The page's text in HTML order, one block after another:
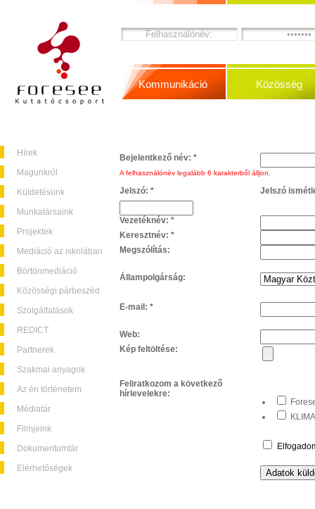
Hírek
Magunkról
Küldetésünk
Munkatársaink
Projektek
Mediáció az iskolában
Börtönmediáció
Közösségi párbeszéd
Szolgáltatások
REDICT
Partnerek
Szakmai anyagok
Az én történetem
Médiatár
Filmjeink
Dokumentumtár
Elérhetőségek
Kommunikáció Közösség
Bejelentkező név: *
A felhasználónév legalább 6 karakterből álljon.
Jelszó: * Jelszó
Vezetéknév: *
Keresztnév: *
Megszólítás:
Állampolgárság:
E-mail: *
Web:
Kép feltöltése:
Feliratkozom a következő
hírlevelekre: